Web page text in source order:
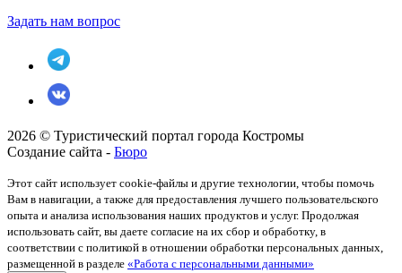
Задать нам вопрос
2026 © Туристический портал города Костромы
Создание сайта - Бюро
Этот сайт использует cookie-файлы и другие технологии, чтобы помочь
Вам в навигации, а также для предоставления лучшего пользовательского
опыта и анализа использования наших продуктов и услуг. Продолжая
использовать сайт, вы даете согласие на их сбор и обработку, в
соответствии с политикой в отношении обработки персональных данных,
размещенной в разделе «Работа с персональными данными»